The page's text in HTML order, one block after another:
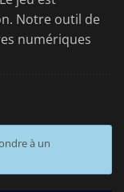
Notre outil de
numériques
à un